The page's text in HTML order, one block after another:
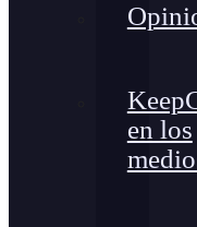
en los